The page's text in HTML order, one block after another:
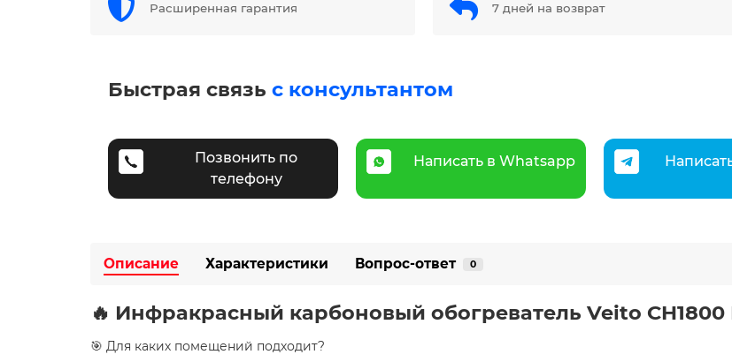
Расширенная гарантия 7 дней на возврат
Быстрая связь с консультантом
Позвонить по
телефону
Написать в Whatsapp
Описание Характеристики Вопрос-ответ 0
🔥 Инфракрасный карбоновый обогреватель Veito
🎯 Для каких помещений подходит?